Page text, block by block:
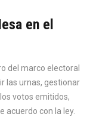
en el
del marco electoral
las urnas, gestionar
votos emitidos,
acuerdo con la ley.